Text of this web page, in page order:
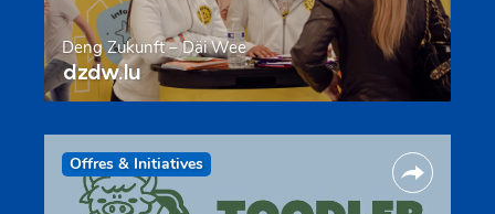
Deng Zukunft – Däi Wee
dzdw.lu
Offres & Initiatives